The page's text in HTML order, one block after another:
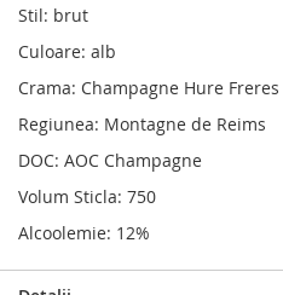
Stil: brut
Culoare: alb
Crama: Champagne Hure Freres
Regiunea: Montagne de Reims
DOC: AOC Champagne
Volum Sticla: 750
Alcoolemie: 12%